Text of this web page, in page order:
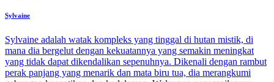
Sylvaine
Sylvaine adalah watak kompleks yang tinggal di hutan mistik, di
mana dia bergelut dengan kekuatannya yang semakin meningkat
yang tidak dapat dikendalikan sepenuhnya. Dikenali dengan rambut
perak panjang yang menarik dan mata biru tua, dia merangkumi